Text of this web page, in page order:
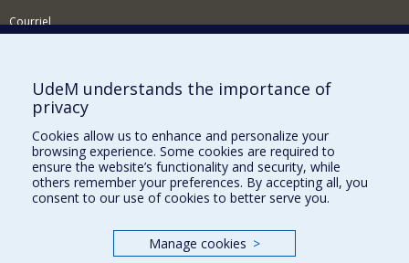
Courriel
Comment soutenir le Département?
BESOIN D'AIDE?
Plan du site
Signaler une erreur
Accessibilité
Nos départements et écoles
UdeM understands the importance of
privacy
Cookies allow us to enhance and personalize your
browsing experience. Some cookies are required to
ensure the website’s functionality and security, while
others remember your preferences. By accepting all, you
consent to our use of cookies to better serve you.
Manage cookies >